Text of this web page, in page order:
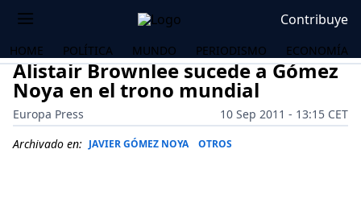
Contribuye
HOME POLÍTICA MUNDO PERIODISMO ECONOMÍA
Alistair Brownlee sucede a Gómez
Noya en el trono mundial
Europa Press
10 Sep 2011 - 13:15 CET
Archivado en: JAVIER GÓMEZ NOYA OTROS